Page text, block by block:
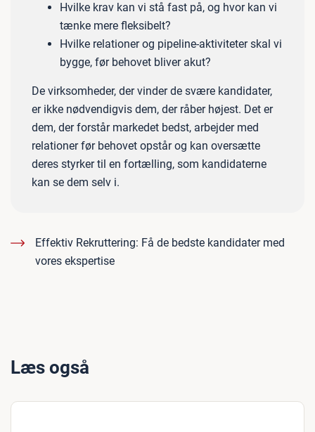
Hvilke krav kan vi stå fast på, og hvor kan vi
tænke mere fleksibelt?
Hvilke relationer og pipeline-aktiviteter skal vi
bygge, før behovet bliver akut?
De virksomheder, der vinder de svære kandidater,
er ikke nødvendigvis dem, der råber højest. Det er
dem, der forstår markedet bedst, arbejder med
relationer før behovet opstår og kan oversætte
deres styrker til en fortælling, som kandidaterne
kan se dem selv i.
Effektiv Rekruttering: Få de bedste kandidater med
vores ekspertise
Læs også